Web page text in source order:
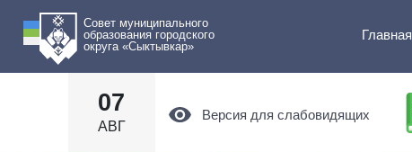
Совет муниципального
образования городского
округа «Сыктывкар»
Главная
07
АВГ
Версия для слабовидящих